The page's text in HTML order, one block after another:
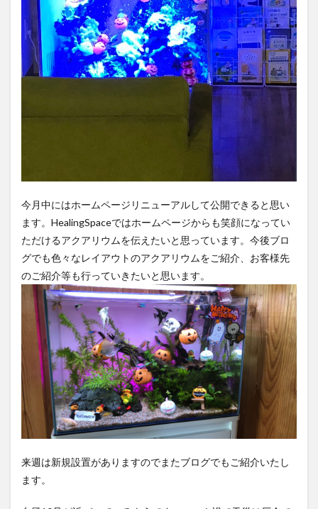
今月中にはホームページリニューアルして公開できると思い
ます。HealingSpaceではホームページからも笑顔になってい
ただけるアクアリウムを伝えたいと思っています。今後ブロ
グでも色々なレイアウトのアクアリウムをご紹介、お客様先
のご紹介等も行っていきたいと思います。
来週は新規設置がありますのでまたブログでもご紹介いたし
ます。